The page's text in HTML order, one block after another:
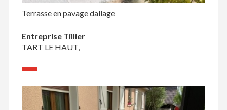
Terrasse en pavage dallage
Entreprise Tillier
TART LE HAUT,